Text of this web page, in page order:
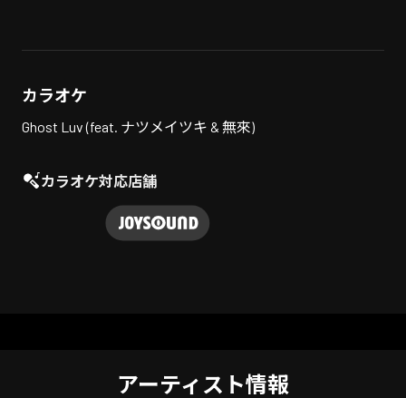
カラオケ
Ghost Luv (feat. ナツメイツキ & 無來)
カラオケ対応店舗
アーティスト情報